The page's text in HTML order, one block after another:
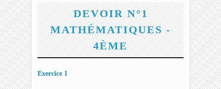
DEVOIR N°1
MATHÉMATIQUES -
4ÈME
Exercice 1